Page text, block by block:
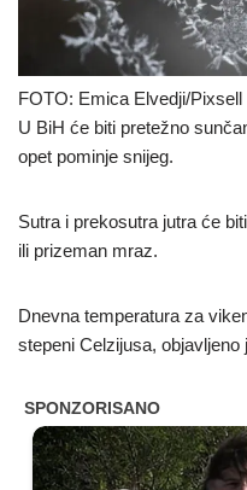
FOTO: Emica Elvedji/Pixsell
U BiH će biti pretežno
opet pominje snijeg.
Sutra i prekosutra jutra će
ili prizeman mraz.
Dnevna temperatura za
stepeni Celzijusa,